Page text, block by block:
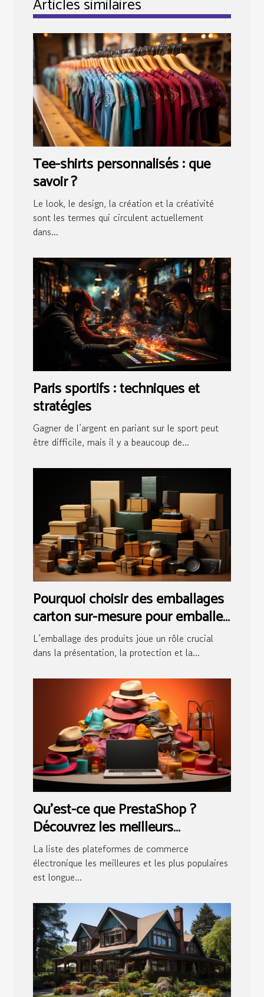
Articles similaires
Tee-shirts personnalisés : que
savoir ?
Le look, le design, la création et la créativité
sont les termes qui circulent actuellement
dans...
Paris sportifs : techniques et
stratégies
Gagner de l’argent en pariant sur le sport peut
être difficile, mais il y a beaucoup de...
Pourquoi choisir des emballages
carton sur-mesure pour emballer
vos produits ?
L’emballage des produits joue un rôle crucial
dans la présentation, la protection et la...
Qu'est-ce que PrestaShop ?
Découvrez les meilleurs
avantages de cette solution
La liste des plateformes de commerce
électronique les meilleures et les plus populaires
est longue...